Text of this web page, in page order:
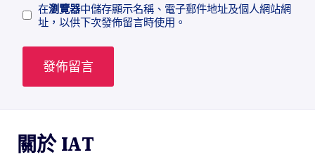
在瀏覽器中儲存顯示名稱、電子郵件地址及個人網站網
址，以供下次發佈留言時使用。
關於 IAT